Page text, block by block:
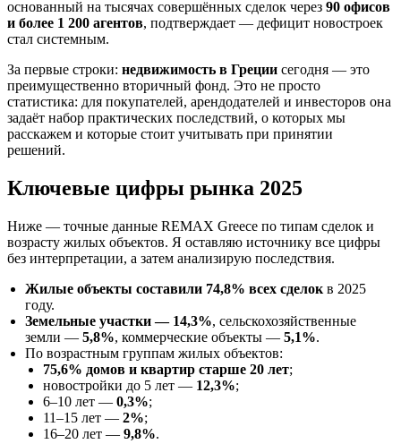
основанный на тысячах совершённых сделок через 90 офисов
и более 1 200 агентов, подтверждает — дефицит новостроек
стал системным.
За первые строки: недвижимость в Греции сегодня — это
преимущественно вторичный фонд. Это не просто
статистика: для покупателей, арендодателей и инвесторов она
задаёт набор практических последствий, о которых мы
расскажем и которые стоит учитывать при принятии
решений.
Ключевые цифры рынка 2025
Ниже — точные данные REMAX Greece по типам сделок и
возрасту жилых объектов. Я оставляю источнику все цифры
без интерпретации, а затем анализирую последствия.
Жилые объекты составили 74,8% всех сделок в 2025
году.
Земельные участки — 14,3%, сельскохозяйственные
земли — 5,8%, коммерческие объекты — 5,1%.
По возрастным группам жилых объектов:
75,6% домов и квартир старше 20 лет;
новостройки до 5 лет — 12,3%;
6–10 лет — 0,3%;
11–15 лет — 2%;
16–20 лет — 9,8%.